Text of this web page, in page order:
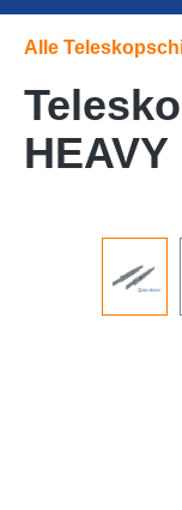
Alle
HEAVY